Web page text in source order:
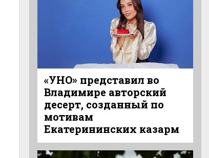
«УНО» представил во
Владимире авторский
десерт, созданный по
мотивам
Екатерининских казарм